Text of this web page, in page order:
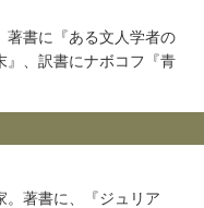
著書に『ある文人学者の
』、訳書にナボコフ『青
。著書に、『ジュリア